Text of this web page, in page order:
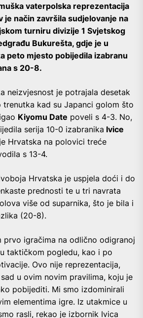
vaterpolska reprezentacija
je način završila sudjelovanje na
turniru divizije 1 Svjetskog
Bukurešta, gdje je u
peto mjesto pobijedila izabranu
s 20-8.
neizvjesnost je potrajala desetak
trenutka kad su Japanci golom što
Kiyomu Date poveli s 4-3. No,
serija 10-0 izabranika Ivice
Hrvatska na polovici treće
s 13-4.
Hrvatska je uspjela doći i do
prednosti te u tri navrata
više od suparnika, što je bila i
(20-8).
prvo igračima na odlično odigranoj
taktičkom pogledu, kao i po
Ovo nije reprezentacija,
u ovim novim pravilima, koju je
pobijediti. Mi smo izdominirali
elementima igre. Iz utakmice u
rasli, rekao je izbornik Ivica